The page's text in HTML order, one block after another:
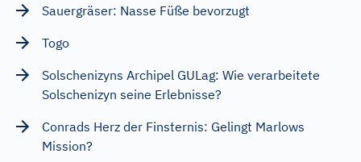
Sauergräser: Nasse Füße bevorzugt
Togo
Solschenizyns Archipel GULag: Wie verarbeitete
Solschenizyn seine Erlebnisse?
Conrads Herz der Finsternis: Gelingt Marlows
Mission?